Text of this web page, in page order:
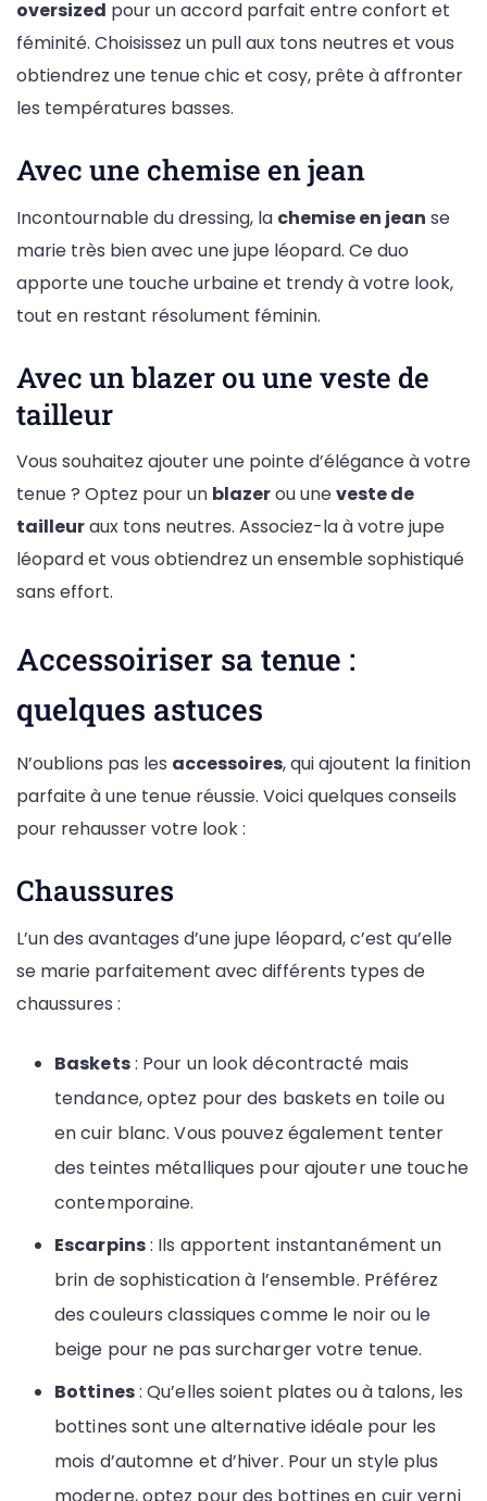
oversized pour un accord parfait entre confort et
féminité. Choisissez un pull aux tons neutres et vous
obtiendrez une tenue chic et cosy, prête à affronter
les températures basses.
Avec une chemise en jean
Incontournable du dressing, la chemise en jean se
marie très bien avec une jupe léopard. Ce duo
apporte une touche urbaine et trendy à votre look,
tout en restant résolument féminin.
Avec un blazer ou une veste de
tailleur
Vous souhaitez ajouter une pointe d’élégance à votre
tenue ? Optez pour un blazerou uneveste de
tailleuraux tons neutres. Associez-la à votre jupe
léopard et vous obtiendrez un ensemble sophistiqué
sans effort.
Accessoiriser sa tenue :
quelques astuces
N’oublions pas les accessoires, qui ajoutent la finition
parfaite à une tenue réussie. Voici quelques conseils
pour rehausser votre look :
Chaussures
L’un des avantages d’une jupe léopard, c’est qu’elle
se marie parfaitement avec différents types de
chaussures :
Baskets: Pour un look décontracté mais
tendance, optez pour des baskets en toile ou
en cuir blanc. Vous pouvez également tenter
des teintes métalliques pour ajouter une touche
contemporaine.
Escarpins: Ils apportent instantanément un
brin de sophistication à l’ensemble. Préférez
des couleurs classiques comme le noir ou le
beige pour ne pas surcharger votre tenue.
Bottines: Qu’elles soient plates ou à talons, les
bottines sont une alternative idéale pour les
mois d’automne et d’hiver. Pour un style plus
moderne, optez pour des bottines en cuir verni